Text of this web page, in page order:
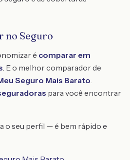
no Seguro
é comparar em
. E o melhor comparador de
Seguro Mais Barato.
para você encontrar
o seu perfil — é bem rápido e